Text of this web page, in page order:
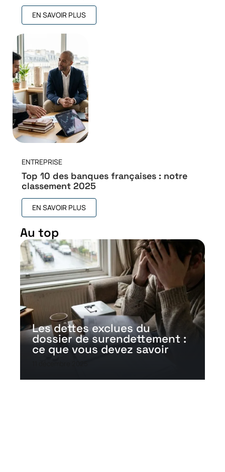
EN SAVOIR PLUS
ENTREPRISE
Top 10 des banques françaises : notre
classement 2025
EN SAVOIR PLUS
Au top
Les dettes exclues du
dossier de surendettement :
ce que vous devez savoir